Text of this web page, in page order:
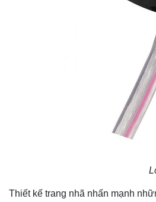
Thiết kế trang nhã nhấn mạnh